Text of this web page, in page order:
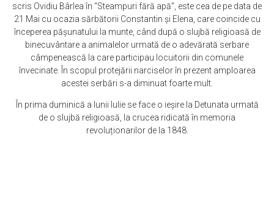
scris Ovidiu Bârlea în “Steampuri fără apă”, este cea de pe data de
21 Mai cu ocazia sărbătorii Constantin și Elena, care coincide cu
începerea pășunatului la munte, când după o slujbă religioasă de
binecuvântare a animalelor urmată de o adevărată serbare
câmpenească la care participau locuitorii din comunele
învecinate. În scopul protejării narciselor în prezent amploarea
acestei serbări s-a diminuat foarte mult.
În prima duminică a lunii Iulie se face o ieșire la Detunata urmată
de o slujbă religioasă, la crucea ridicată în memoria
revoluționarilor de la 1848.